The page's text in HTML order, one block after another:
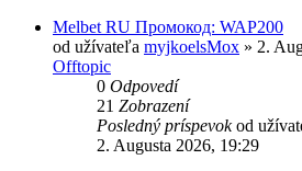
Melbet RU Промокод: WAP200
od užívateľa myjkoelsMox » 2.
Offtopic
0 Odpovedí
21 Zobrazení
Posledný príspevokod
2. Augusta 2026, 19:29